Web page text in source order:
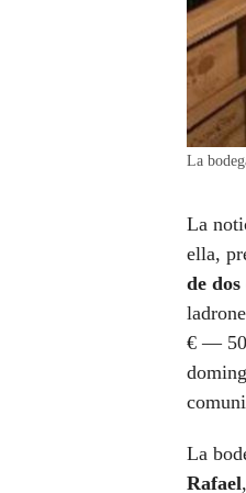
La
La
ella,
de
€ —
La
Rafael